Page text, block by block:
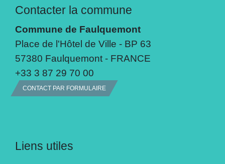
Contacter la commune
Commune de Faulquemont
Place de l'Hôtel de Ville - BP 63
57380 Faulquemont - FRANCE
+33 3 87 29 70 00
CONTACT PAR FORMULAIRE
Liens utiles